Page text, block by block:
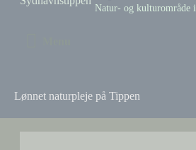
Natur- og kulturområde
Lønnet naturpleje på Tippen